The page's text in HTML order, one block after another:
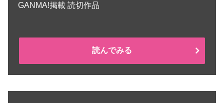
GANMA!掲載 読切作品
読んでみる